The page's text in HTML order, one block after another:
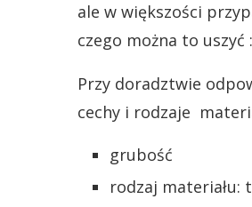
ale w większości
czego można to uszyć
Przy doradztwie
cechy i rodzaje
grubość
rodzaj materiału: